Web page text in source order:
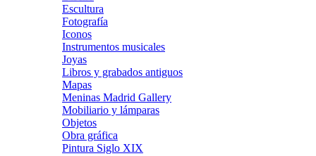
Escultura
Fotografía
Iconos
Instrumentos musicales
Joyas
Libros y grabados antiguos
Mapas
Meninas Madrid Gallery
Mobiliario y lámparas
Objetos
Obra gráfica
Pintura Siglo XIX